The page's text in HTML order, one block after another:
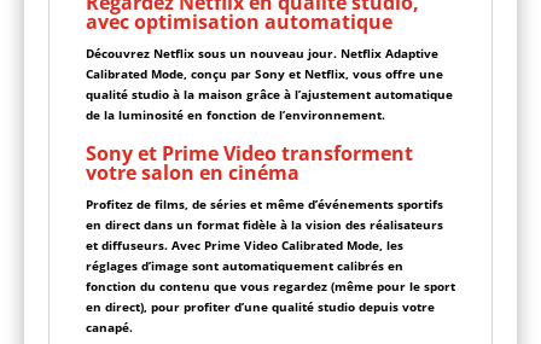
avec optimisation automatique
Découvrez Netflix sous un nouveau jour. Netflix Adaptive
Calibrated Mode, conçu par Sony et Netflix, vous offre une
qualité studio à la maison grâce à l’ajustement automatique
de la luminosité en fonction de l’environnement.
Sony et Prime Video transforment
votre salon en cinéma
Profitez de films, de séries et même d’événements sportifs
en direct dans un format fidèle à la vision des réalisateurs
et diffuseurs. Avec Prime Video Calibrated Mode, les
réglages d’image sont automatiquement calibrés en
fonction du contenu que vous regardez (même pour le sport
en direct), pour profiter d’une qualité studio depuis votre
canapé.